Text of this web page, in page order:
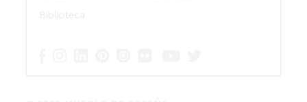
Biblioteca